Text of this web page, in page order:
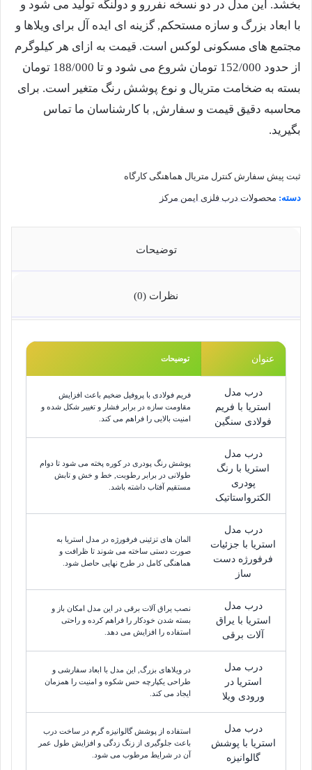
بخشد. این مدل در دو نسخه نفررو و دولنگه تولید می شود و
با ابعاد بزرگ و سازه مستحکم, گزینه ای ایده آل برای ویلاها و
مجتمع های مسکونی لوکس است. قیمت به ازای هر کیلوگرم
از حدود 152/000 تومان شروع می شود و تا 188/000 تومان
بسته به ضخامت متریال و نوع پوشش رنگ متغیر است. برای
محاسبه دقیق قیمت و سفارش, با کارشناسان ما تماس
بگیرید.
ثبت پیش سفارش کنترل متریال هماهنگی کارگاه
دسته: محصولات درب فلزی ایمن مرکز
توضیحات
نظرات (0)
عنوان توضیحات
درب مدل
استریا با فریم
فولادی سنگین
فریم فولادی با پروفیل ضخیم باعث افزایش
مقاومت سازه در برابر فشار و تغییر شکل شده و
امنیت بالایی را فراهم می کند.
درب مدل
استریا با رنگ
پودری
الکترواستاتیک
پوشش رنگ پودری در کوره پخته می شود تا دوام
طولانی در برابر رطوبت, خط و خش و تابش
مستقیم آفتاب داشته باشد.
درب مدل
استریا با جزئیات
فرفورژه دست
ساز
المان های تزئینی فرفورژه در مدل استریا به
صورت دستی ساخته می شوند تا ظرافت و
هماهنگی کامل در طرح نهایی حاصل شود.
درب مدل
استریا با یراق
آلات برقی
نصب یراق آلات برقی در این مدل امکان باز و
بسته شدن خودکار را فراهم کرده و راحتی
استفاده را افزایش می دهد.
درب مدل
استریا در
ورودی ویلا
در ویلاهای بزرگ, این مدل با ابعاد سفارشی و
طراحی یکپارچه حس شکوه و امنیت را همزمان
ایجاد می کند.
درب مدل
استریا با پوشش
گالوانیزه
استفاده از پوشش گالوانیزه گرم در ساخت درب
باعث جلوگیری از زنگ زدگی و افزایش طول عمر
آن در شرایط مرطوب می شود.